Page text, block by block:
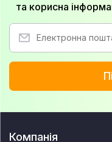
та корисна
Компанія